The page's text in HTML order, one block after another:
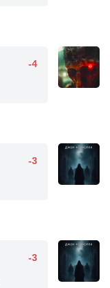
-4
-3
-3